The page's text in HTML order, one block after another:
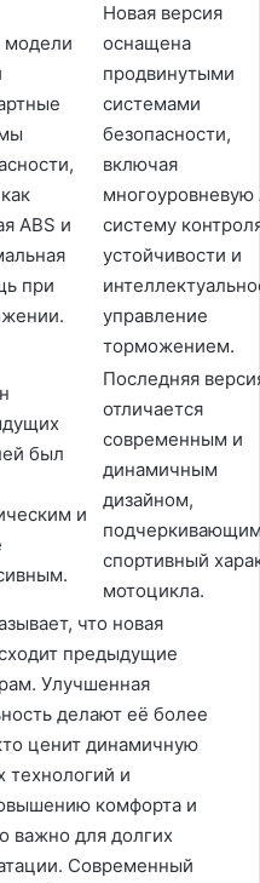
модели
ABS и
при
Новая версия
оснащена
продвинутыми
системами
безопасности,
включая
многоуровневую
систему
устойчивости и
управление
торможением.
был
и
Последняя
отличается
современным и
динамичным
дизайном,
спортивный
мотоцикла.
что новая
предыдущие
Улучшенная
делают её более
ценит динамичную
технологий и
комфорта и
важно для долгих
Современный